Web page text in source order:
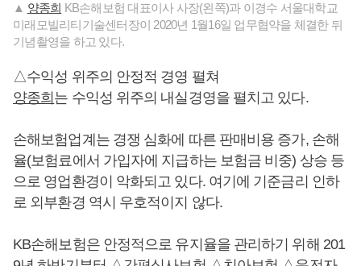
▲ 양종희 KB손해보험 대표이사 사장(왼쪽)과 이경수 서울대학교
미래모빌리티기술센터장이 2020년 1월16일 업무협약을 체결한 뒤
기념촬영을 하고 있다.
△수익성 위주의 안정적 경영 펼쳐
양종희 는 수익성 위주의 내실경영을 펼치고 있다.
손해보험업계는 경쟁 심화에 따른 판매비용 증가, 손해
율(보험료에서 가입자에 지급하는 보험금 비중) 상승 등
으로 영업환경이 악화되고 있다. 여기에 기준금리 인하
로 외부환경 역시 우호적이지 않다.
KB손해보험은 안정적으로 유지율을 관리하기 위해 201